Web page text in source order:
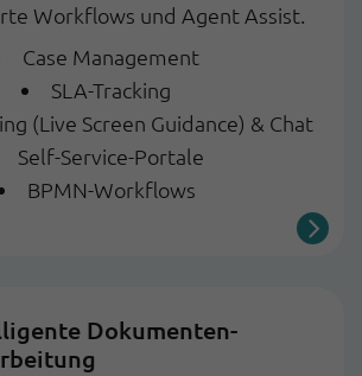
Workflows und Agent Assist.
Case Management
SLA-Tracking
(Live Screen Guidance) & Chat
Self-Service-Portale
BPMN-Workflows
Dokumenten­